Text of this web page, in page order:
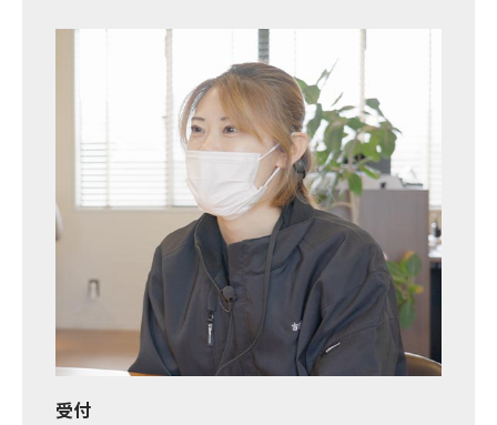
受付